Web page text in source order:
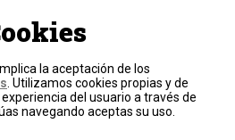
de cookies
y condiciones
RCN Medios.
derechos reservados.
la aceptación de los
. Utilizamos cookies propias y de
del usuario a través de
navegando aceptas su uso.